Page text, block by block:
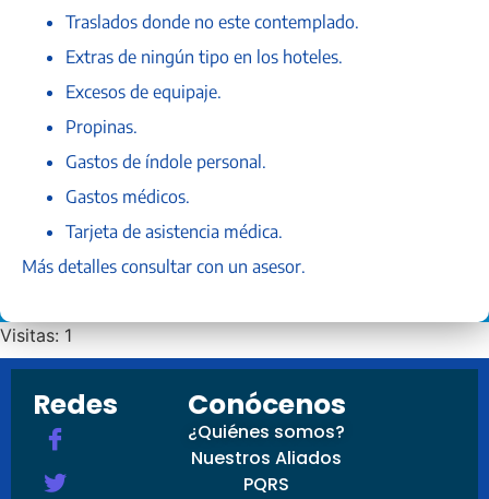
Traslados donde no este contemplado.
Extras de ningún tipo en los hoteles.
Excesos de equipaje.
Propinas.
Gastos de índole personal.
Gastos médicos.
Tarjeta de asistencia médica.
Más detalles consultar con un asesor.
Visitas: 1
Redes Conócenos
¿Quiénes somos?
Nuestros Aliados
PQRS